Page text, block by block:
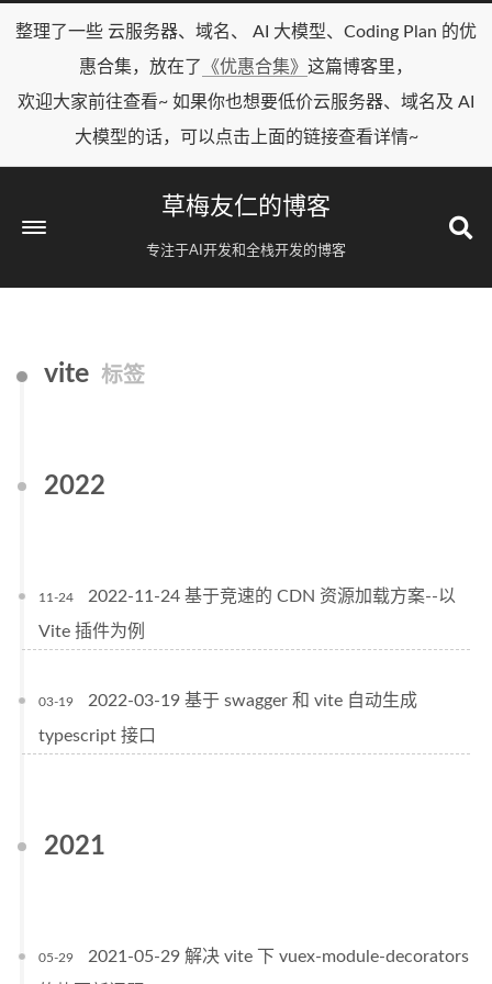
整理了一些 云服务器、域名、 AI 大模型、Coding Plan 的优
惠合集，放在了
《优惠合集》 这篇博客里，
欢迎大家前往查看~ 如果你也想要低价云服务器、域名及 AI
大模型的话，可以点击上面的链接查看详情~
草梅友仁的博客
专注于AI开发和全栈开发的博客
vite 标签
2022
11-24
2022-11-24 基于竞速的 CDN 资源加载方案--以
Vite 插件为例
03-19
2022-03-19 基于 swagger 和 vite 自动生成
typescript 接口
2021
05-29
2021-05-29 解决 vite 下 vuex-module-decorators